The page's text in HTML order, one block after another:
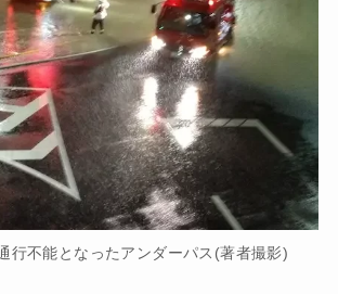
行不能となったアンダーパス(著者撮影)